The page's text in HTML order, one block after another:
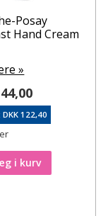
Posay
Hand Cream
»
122,40
i kurv
til ønskeseddel